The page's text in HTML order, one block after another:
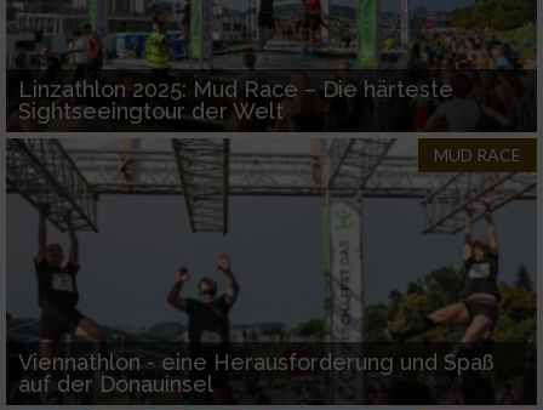
Linzathlon 2025: Mud Race – Die härteste
Sightseeingtour der Welt
MUD RACE
Viennathlon - eine Herausforderung und Spaß
auf der Donauinsel
Erstellung von Profilen zur Personalisierung
von Inhalten
Verwendung von Profilen zur Auswahl
personalisierter Inhalte
Messung der Werbeleistung
Messung der Performance von Inhalten
Analyse von Zielgruppen durch Statistiken
oder Kombinationen von Daten aus
verschiedenen Quellen
Entwicklung und Verbesserung der Angebote